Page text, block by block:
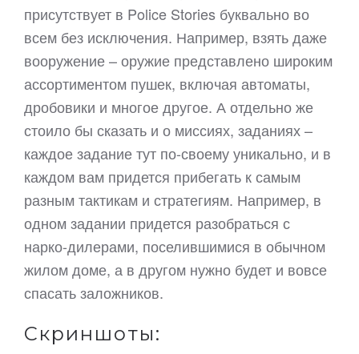
присутствует в Police Stories буквально во
всем без исключения. Например, взять даже
вооружение – оружие представлено широким
ассортиментом пушек, включая автоматы,
дробовики и многое другое. А отдельно же
стоило бы сказать и о миссиях, заданиях –
каждое задание тут по-своему уникально, и в
каждом вам придется прибегать к самым
разным тактикам и стратегиям. Например, в
одном задании придется разобраться с
нарко-дилерами, поселившимися в обычном
жилом доме, а в другом нужно будет и вовсе
спасать заложников.
Скриншоты: